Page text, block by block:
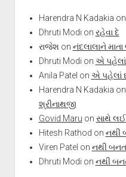
Harendra N Kadakia on
Dhruti Modi on રહેવા દે
રાજેશ on નંદલાલાને
Dhruti Modi on એ પહેલાં
Anila Patel on એ પહેલાં
Harendra N Kadakia on
શ્રીનાથજી
Govid Maru on સાથે લઈ
Hitesh Rathod on નથી
Viren Patel on નથી
Dhruti Modi on નથી